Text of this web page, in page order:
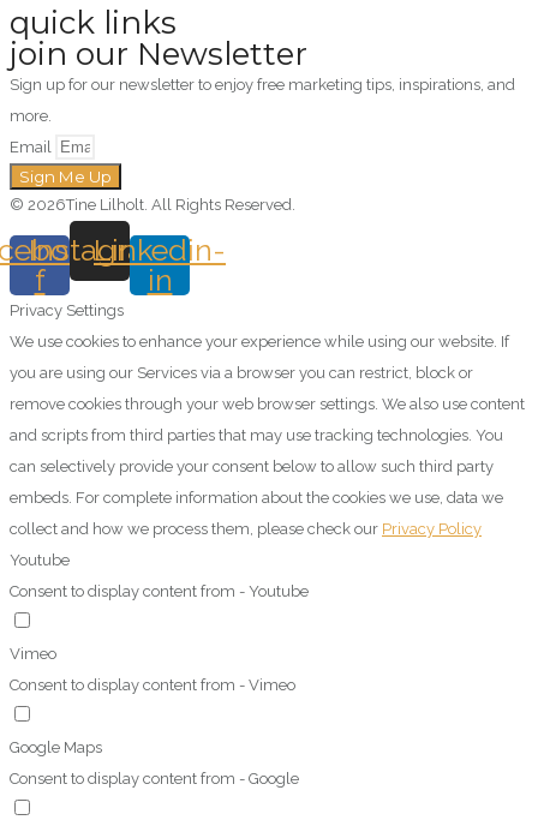
quick links
join our Newsletter
Sign up for our newsletter to enjoy free marketing tips, inspirations, and
more.
Email
Sign Me Up
© 2026Tine Lilholt. All Rights Reserved.
f
Instagram
Linkedin-
in
Privacy Settings
We use cookies to enhance your experience while using our website. If
you are using our Services via a browser you can restrict, block or
remove cookies through your web browser settings. We also use content
and scripts from third parties that may use tracking technologies. You
can selectively provide your consent below to allow such third party
embeds. For complete information about the cookies we use, data we
collect and how we process them, please check our Privacy Policy
Youtube
Consent to display content from - Youtube
Vimeo
Consent to display content from - Vimeo
Google Maps
Consent to display content from - Google